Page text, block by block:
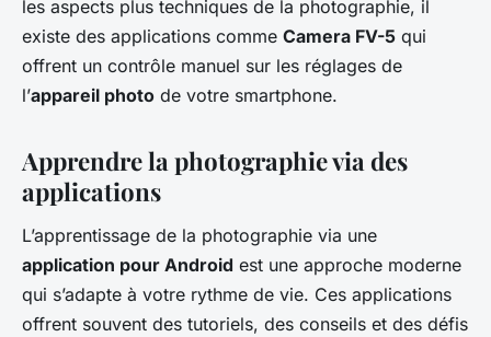
les aspects plus techniques de la photographie, il
existe des applications comme Camera FV-5 qui
offrent un contrôle manuel sur les réglages de
l’appareil photo de votre smartphone.
Apprendre la photographie via des
applications
L’apprentissage de la photographie via une
application pour Android est une approche moderne
qui s’adapte à votre rythme de vie. Ces applications
offrent souvent des tutoriels, des conseils et des défis